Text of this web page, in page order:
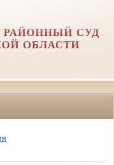
РАЙОННЫЙ СУД
ОБЛАСТИ